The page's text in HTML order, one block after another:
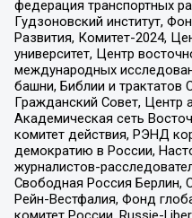
федерация транспортных
Гудзоновский институт,
Развития, Комитет-2024,
университет, Центр
международных
башни, Библии и трактатов
Гражданский Совет, Центр
Академическая сеть
комитет действия, РЭНД
демократию в России,
журналистов-
Свободная Россия Берлин,
Рейн-Вестфалия, Фонд